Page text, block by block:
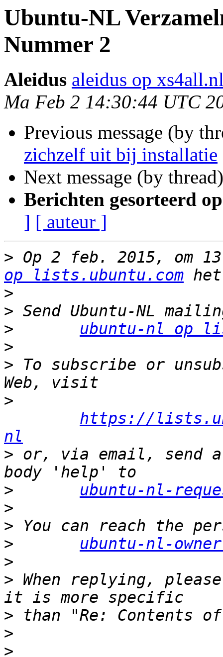
Ubuntu-NL
Nummer 2
Aleidus aleidus op
Ma Feb 2 14:30:44 UTC
Previous message (by
zichzelf uit bij installatie
Next message (by
Berichten gesorteerd
] [ auteur ]
> Op 2 feb. 2015, om
op lists.ubuntu.com
>
>
>
ubuntu-nl op
>
> To subscribe or
>
https://
nl
> or, via email, send a
>
ubuntu-nl-
>
>
>
ubuntu-nl-
>
> When replying,
>
>
>